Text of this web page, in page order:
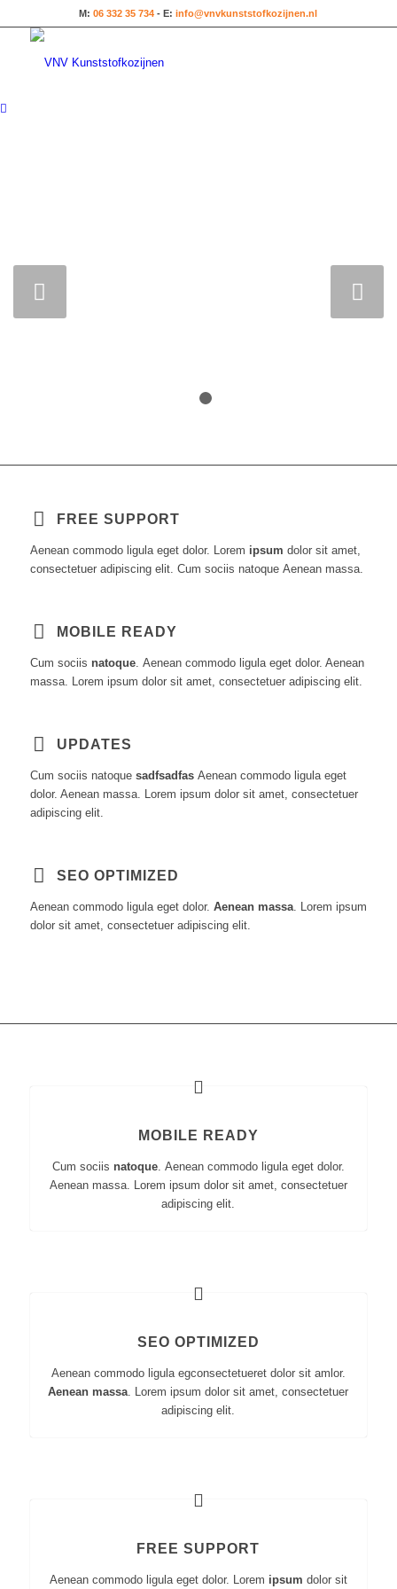
M:06 332 35 734- E:info@vnvkunststofkozijnen.nl
FREE SUPPORT
Aenean commodo ligula eget dolor. Lorem ipsum dolor sit amet,
consectetuer adipiscing elit. Cum sociis natoque Aenean massa.
MOBILE READY
Cum sociis natoque. Aenean commodo ligula eget dolor. Aenean
massa. Lorem ipsum dolor sit amet, consectetuer adipiscing elit.
UPDATES
Cum sociis natoque sadfsadfas Aenean commodo ligula eget
dolor. Aenean massa. Lorem ipsum dolor sit amet, consectetuer
adipiscing elit.
SEO OPTIMIZED
Aenean commodo ligula eget dolor. Aenean massa. Lorem ipsum
dolor sit amet, consectetuer adipiscing elit.
MOBILE READY
Cum sociis natoque. Aenean commodo ligula eget dolor.
Aenean massa. Lorem ipsum dolor sit amet, consectetuer
adipiscing elit.
SEO OPTIMIZED
Aenean commodo ligula egconsectetueret dolor sit amlor.
Aenean massa. Lorem ipsum dolor sit amet, consectetuer
adipiscing elit.
FREE SUPPORT
Aenean commodo ligula eget dolor. Lorem ipsum dolor sit